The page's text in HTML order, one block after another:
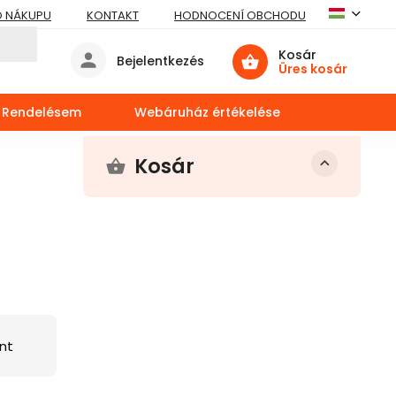
NÁKUPU KONTAKT HODNOCENÍ OBCHODU
Kosár
Üres kosár
Bejelentkezés
Rendelésem Webáruház értékelése
Kosár